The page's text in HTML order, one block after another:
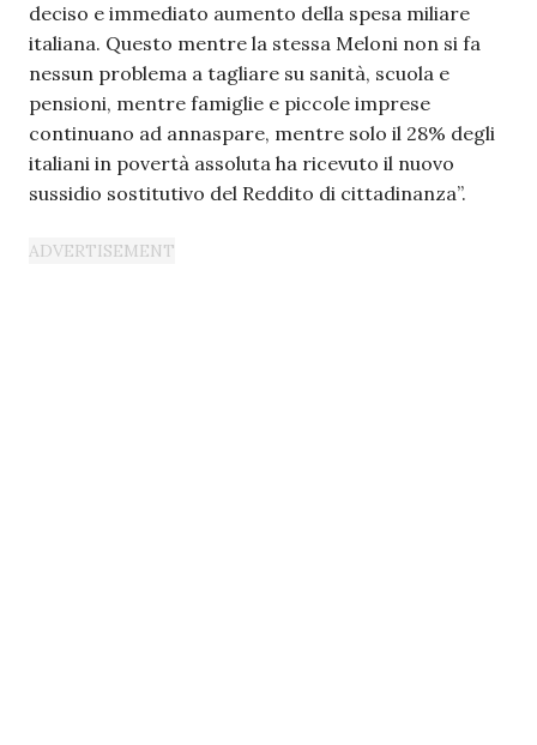
deciso e immediato aumento della spesa miliare
italiana. Questo mentre la stessa Meloni non si fa
nessun problema a tagliare su sanità, scuola e
pensioni, mentre famiglie e piccole imprese
continuano ad annaspare, mentre solo il 28% degli
italiani in povertà assoluta ha ricevuto il nuovo
sussidio sostitutivo del Reddito di cittadinanza”.